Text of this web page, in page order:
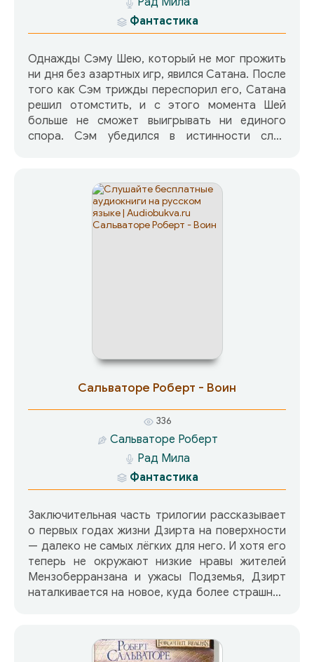
Фантастика
Однажды Сэму Шею, который не мог прожить
ни дня без азартных игр, явился Сатана. После
того как Сэм трижды переспорил его, Сатана
решил отомстить, и с этого момента Шей
больше не сможет выигрывать ни единого
спора. Сэм убедился в истинности слов
сверхъестественного противника. Кто выйдет
победителем из этого противостояния:
Сатана или Сэм Шей?
Сальваторе Роберт - Воин
336
Сальваторе Роберт
Рад Мила
Фантастика
Заключительная часть трилогии рассказывает
о первых годах жизни Дзирта на поверхности
— далеко не самых лёгких для него. И хотя его
теперь не окружают низкие нравы жителей
Мензоберранзана и ужасы Подземья, Дзирт
наталкивается на новое, куда более страшное
найти себе друзей и место, которое мог бы
назвать домом.